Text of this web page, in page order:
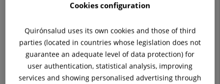
Descripción Equipo médico
Cookies configuration
Quirónsalud uses its own cookies and those of third
parties (located in countries whose legislation does not
guarantee an adequate level of data protection) for
user authentication, statistical analysis, improving
services and showing personalised advertising through